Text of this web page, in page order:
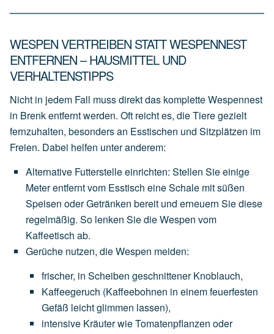
WESPEN VERTREIBEN STATT WESPENNEST
ENTFERNEN – HAUSMITTEL UND
VERHALTENSTIPPS
Nicht in jedem Fall muss direkt das komplette Wespennest
in Brenk entfernt werden. Oft reicht es, die Tiere gezielt
fernzuhalten, besonders an Esstischen und Sitzplätzen im
Freien. Dabei helfen unter anderem:
Alternative Futterstelle einrichten: Stellen Sieeinige
Meterentferntvom Esstisch eineSchale mitsüßen
Speisen oderGetränken bereit und erneuern Siediese
regelmäßig. So lenken SiedieWespen vom
Kaffeetisch ab.
Gerüche nutzen, die Wespen meiden:
frischer, in Scheiben geschnittener Knoblauch,
Kaffeegeruch (Kaffeebohnen in einemfeuerfesten
Gefäß leichtglimmen lassen),
intensive KräuterwieTomatenpflanzen oder